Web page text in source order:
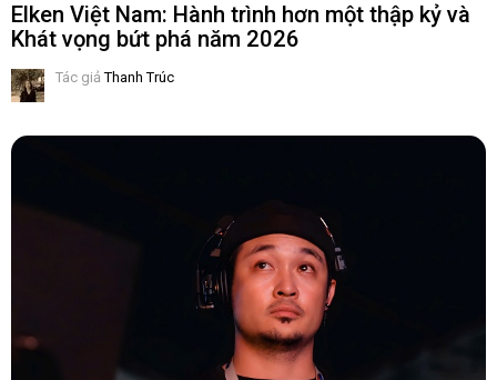
Elken Việt Nam: Hành trình hơn một thập kỷ và
Khát vọng bứt phá năm 2026
Tác giả Thanh Trúc